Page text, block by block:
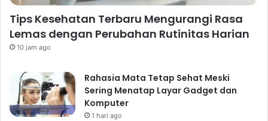
Tips Kesehatan Terbaru Mengurangi Rasa
Lemas dengan Perubahan Rutinitas Harian
10 jam ago
Rahasia Mata Tetap Sehat Meski
Sering Menatap Layar Gadget dan
Komputer
1 hari ago